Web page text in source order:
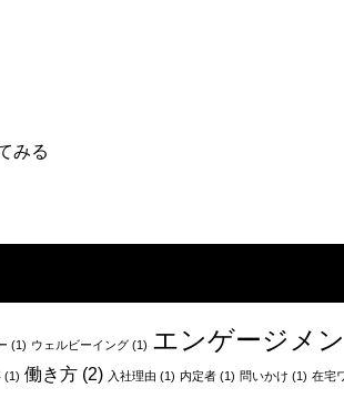
みる
(1) ウェルビーイング (1) エンゲージメ
(1) 働き方 (2) 入社理由 (1) 内定者 (1) 問いかけ (1) 在宅